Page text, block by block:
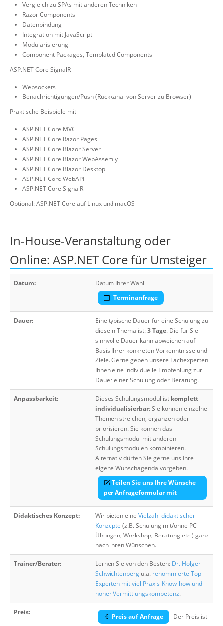
Vergleich zu SPAs mit anderen Techniken
Razor Components
Datenbindung
Integration mit JavaScript
Modularisierung
Component Packages, Templated Components
ASP.NET Core SignalR
Websockets
Benachrichtigungen/Push (Rückkanal von Server zu Browser)
Praktische Beispiele mit
ASP.NET Core MVC
ASP.NET Core Razor Pages
ASP.NET Core Blazor Server
ASP.NET Core Blazor WebAssemly
ASP.NET Core Blazor Desktop
ASP.NET Core WebAPI
ASP.NET Core SignalR
Optional: ASP.NET Core auf Linux und macOS
In-House-Veranstaltung oder
Online: ASP.NET Core für Umsteiger
Datum:
Datum Ihrer Wahl
Terminanfrage
Dauer:
Eine typische Dauer für eine Schulung zu
diesem Thema ist:3 Tage. Die für Sie
sinnvolle Dauer kann abweichen auf
Basis Ihrer konkreten Vorkenntnisse und
Ziele. Gerne geben unsere Fachexperten
Ihnen eine individuelle Empfehlung zur
Dauer einer Schulung oder Beratung.
Anpassbarkeit: Dieses Schulungsmodul ist komplett
individualisierbar: Sie können einzelne
Themen streichen, ergänzen oder
priorisieren. Sie können das
Schulungsmodul mit anderen
Schulungsmodulen kombinieren.
Alternativ dürfen Sie gerne uns Ihre
eigene Wunschagenda vorgeben.
Teilen Sie uns Ihre Wünsche
per Anfrageformular mit
Didaktisches Konzept: Wir bieten eine Vielzahl didaktischer
Konzepte (z.B. Schulung mit/ohne PC-
Übungen, Workshop, Beratung etc.) ganz
nach Ihren Wünschen.
Trainer/Berater: Lernen Sie von den Besten: Dr. Holger
Schwichtenberg u.a. renommierte Top-
Experten mit viel Praxis-Know-how und
hoher Vermittlungskompetenz.
Preis:
Preis auf Anfrage
Der Preis ist